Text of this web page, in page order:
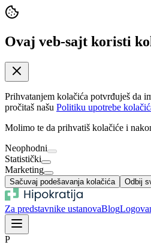
Ovaj veb-sajt koristi
Prihvatanjem kolačića potvrđuješ da
pročitaš našu Politiku upotrebe
Molimo te da prihvatiš kolačiće i
Neophodni
Statistički
Marketing
Sačuvaj podešavanja kolačića Odbij
Za predstavnike ustanovaBlog
P